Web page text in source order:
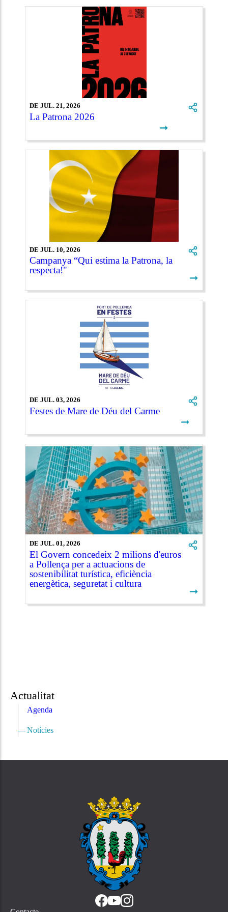
Actualitat
Agenda
Notícies
DE JUL. 21, 2026
La Patrona 2026
➞
DE JUL. 10, 2026
Campanya “Qui estima la Patrona, la
respecta!"
➞
DE JUL. 03, 2026
Festes de Mare de Déu del Carme
➞
DE JUL. 01, 2026
El Govern concedeix 2 milions d'euros
a Pollença per a actuacions de
sostenibilitat turística, eficiència
energètica, seguretat i cultura
➞